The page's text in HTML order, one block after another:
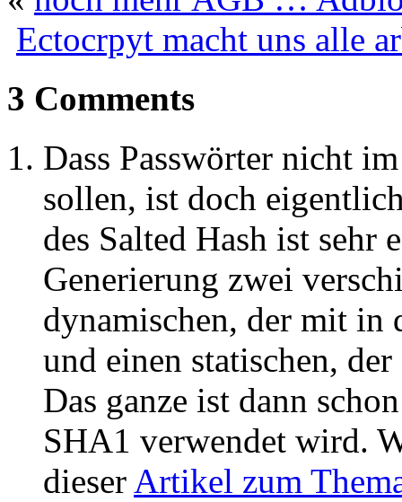
Ectocrpyt macht uns alle
3 Comments
Dass Passwörter nicht
sollen, ist doch
des Salted Hash ist sehr
Generierung zwei
dynamischen, der mit in
und einen statischen,
Das ganze ist dann
SHA1 verwendet wird.
dieser Artikel zum